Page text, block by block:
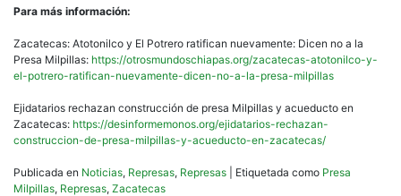
Para más información:
Zacatecas: Atotonilco y El Potrero ratifican nuevamente: Dicen no a la
Presa Milpillas: https://otrosmundoschiapas.org/zacatecas-atotonilco-y-
el-potrero-ratifican-nuevamente-dicen-no-a-la-presa-milpillas
Ejidatarios rechazan construcción de presa Milpillas y acueducto en
Zacatecas: https://desinformemonos.org/ejidatarios-rechazan-
construccion-de-presa-milpillas-y-acueducto-en-zacatecas/
Publicada en Noticias, Represas, Represas Etiquetada como Presa
Milpillas, Represas, Zacatecas